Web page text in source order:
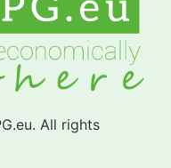
All rights